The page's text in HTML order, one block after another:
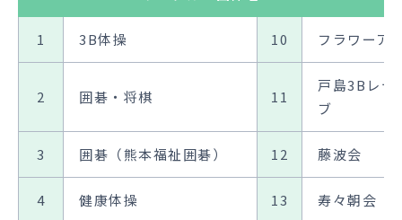
1 3B体操 10 フラワーア
2 囲碁・将棋 11
戸島3Bレデ
ブ
3 囲碁（熊本福祉囲碁） 12 藤波会
4 健康体操 13 寿々朝会